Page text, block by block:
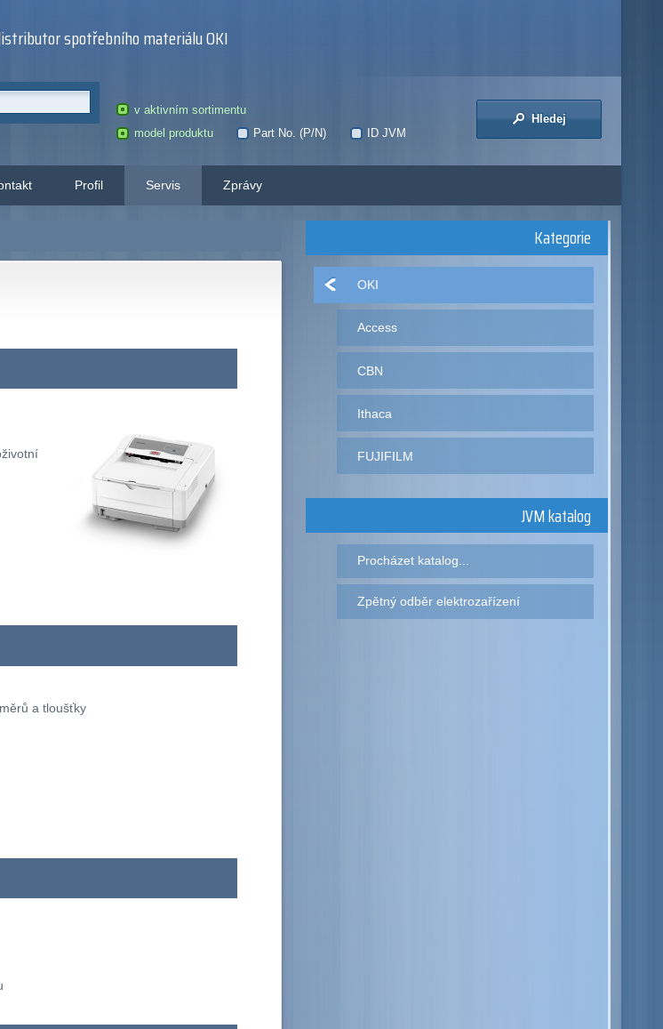
spotřebního materiálu OKI
v aktivním sortimentu
model produktu
Part No. (P/N) ID JVM
Hledej
Profil Servis Zprávy
a tloušťky
Kategorie
OKI
Access
CBN
Ithaca
FUJIFILM
JVM katalog
Procházet katalog...
Zpětný odběr elektrozařízení